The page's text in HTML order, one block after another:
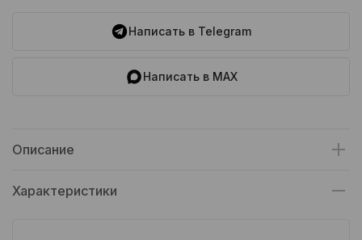
Написать в Telegram
Написать в MAX
Описание
Характеристики